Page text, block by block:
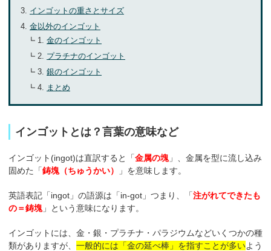
メール査定はこちらから
インゴットの重さとサイズ
金以外のインゴット
金のインゴット
プラチナのインゴット
銀のインゴット
まとめ
インゴットとは？言葉の意味など
インゴット(ingot)は直訳すると「金属の塊 」、金属を型に流し込み
固めた「鋳塊（ちゅうかい） 」を意味します。
英語表記「ingot」の語源は「in-got」つまり、「注がれてできたも
の＝鋳塊 」という意味になります。
インゴットには、金・銀・プラチナ・パラジウムなどいくつかの種
類がありますが、 一般的には「金の延べ棒」を指すことが多いよう